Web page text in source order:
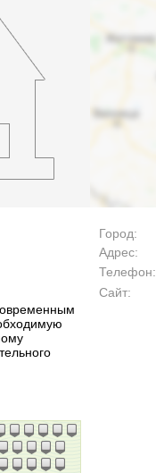
Город:
Адрес:
Телефон:
Сайт: